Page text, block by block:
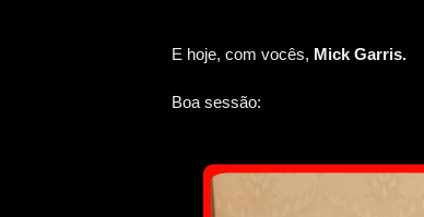
E hoje, com vocês, Mick Garris.
Boa sessão: